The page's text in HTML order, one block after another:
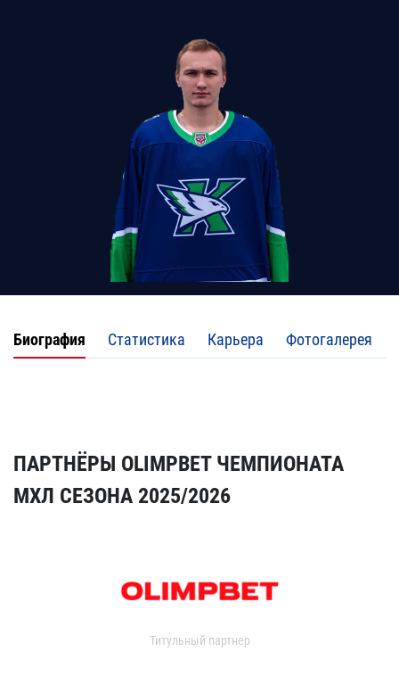
Биография Статистика Карьера Фотогалерея
ПАРТНЁРЫ OLIMPBET ЧЕМПИОНАТА
МХЛ СЕЗОНА 2025/2026
Титульный партнер